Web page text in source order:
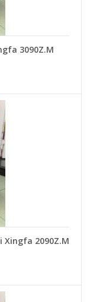
3090Z.M
Xingfa 2090Z.M